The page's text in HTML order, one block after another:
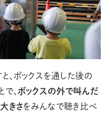
、ボックスを通した後の
、 ボックスの外で叫んだ
きさをみんなで聴き比べ